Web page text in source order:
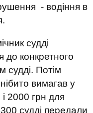
- водіння в
судді
до конкретного
судді. Потім
вимагав у
2000 грн для
судді передали